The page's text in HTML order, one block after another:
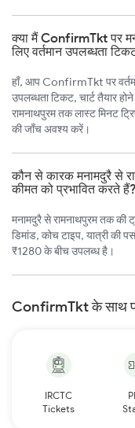
क्या मैं ConfirmTkt पर
लिए वर्तमान उपलब्धता
हाँ, आप ConfirmTkt पर
उपलब्धता टिकट, चार्ट तैयार
रामनाथपुरम तक लास्ट मिनट
की जाँच अवश्य करें।
कौन से कारक मनामदुरै से
कीमत को प्रभावित करते हैं?
मनामदुरै से रामनाथपुरम तक की
डिमांड, कोच टाइप, यात्री की
₹1280 के बीच उपलब्ध है।
ConfirmTkt के साथ
IRCTC
Tickets